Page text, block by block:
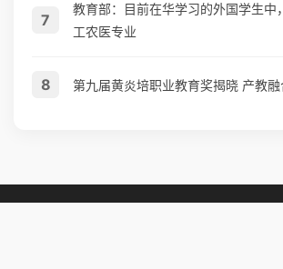
7
教育部：目前在华学习的外国学生中
工农医专业
8 第九届黄炎培职业教育奖揭晓 产教